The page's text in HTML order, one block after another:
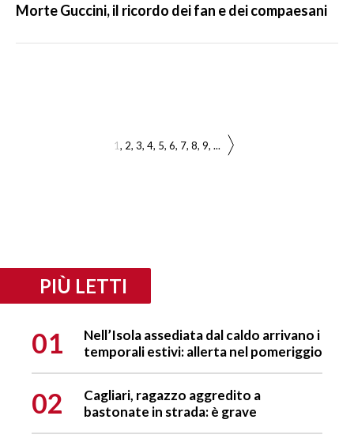
Morte Guccini, il ricordo dei fan e dei compaesani
1 2 3 4 5 6 7 8 9 ...
PIÙ LETTI
01
Nell’Isola assediata dal caldo arrivano i
temporali estivi: allerta nel pomeriggio
02
Cagliari, ragazzo aggredito a
bastonate in strada: è grave